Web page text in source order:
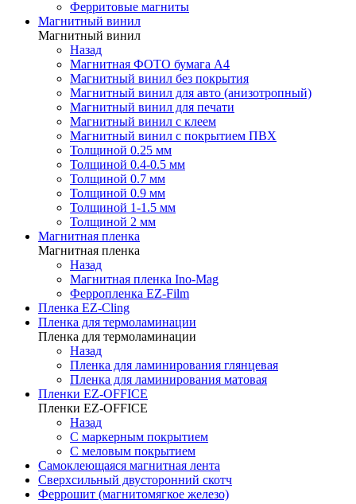
Ферритовые магниты
Магнитный винил
Магнитный винил
Назад
Магнитная ФОТО бумага А4
Магнитный винил без покрытия
Магнитный винил для авто (анизотропный)
Магнитный винил для печати
Магнитный винил с клеем
Магнитный винил с покрытием ПВХ
Толщиной 0.25 мм
Толщиной 0.4-0.5 мм
Толщиной 0.7 мм
Толщиной 0.9 мм
Толщиной 1-1.5 мм
Толщиной 2 мм
Магнитная пленка
Магнитная пленка
Назад
Магнитная пленка Ino-Mag
Ферропленка EZ-Film
Пленка EZ-Cling
Пленка для термоламинации
Пленка для термоламинации
Назад
Пленка для ламинирования глянцевая
Пленка для ламинирования матовая
Пленки EZ-OFFICE
Пленки EZ-OFFICE
Назад
С маркерным покрытием
С меловым покрытием
Самоклеющаяся магнитная лента
Сверхсильный двусторонний скотч
Феррошит (магнитомягкое железо)